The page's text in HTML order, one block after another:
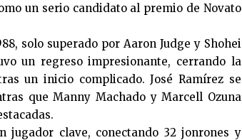
un serio candidato al premio de Novato
solo superado por Aaron Judge y Shohei
un regreso impresionante, cerrando la
un inicio complicado. José Ramírez se
que Manny Machado y Marcell Ozuna
jugador clave, conectando 32 jonrones y